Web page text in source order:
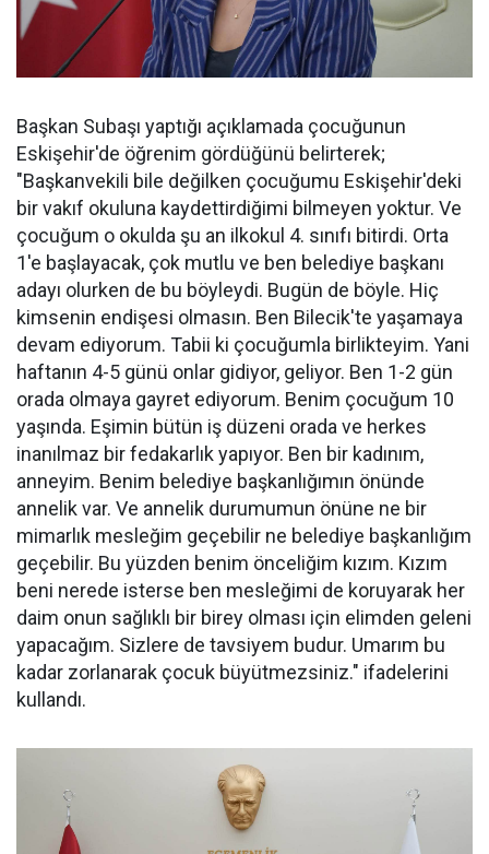
Başkan Subaşı yaptığı açıklamada çocuğunun
Eskişehir'de öğrenim gördüğünü belirterek;
"Başkanvekili bile değilken çocuğumu Eskişehir'deki
bir vakıf okuluna kaydettirdiğimi bilmeyen yoktur. Ve
çocuğum o okulda şu an ilkokul 4. sınıfı bitirdi. Orta
1'e başlayacak, çok mutlu ve ben belediye başkanı
adayı olurken de bu böyleydi. Bugün de böyle. Hiç
kimsenin endişesi olmasın. Ben Bilecik'te yaşamaya
devam ediyorum. Tabii ki çocuğumla birlikteyim. Yani
haftanın 4-5 günü onlar gidiyor, geliyor. Ben 1-2 gün
orada olmaya gayret ediyorum. Benim çocuğum 10
yaşında. Eşimin bütün iş düzeni orada ve herkes
inanılmaz bir fedakarlık yapıyor. Ben bir kadınım,
anneyim. Benim belediye başkanlığımın önünde
annelik var. Ve annelik durumumun önüne ne bir
mimarlık mesleğim geçebilir ne belediye başkanlığım
geçebilir. Bu yüzden benim önceliğim kızım. Kızım
beni nerede isterse ben mesleğimi de koruyarak her
daim onun sağlıklı bir birey olması için elimden geleni
yapacağım. Sizlere de tavsiyem budur. Umarım bu
kadar zorlanarak çocuk büyütmezsiniz." ifadelerini
kullandı.